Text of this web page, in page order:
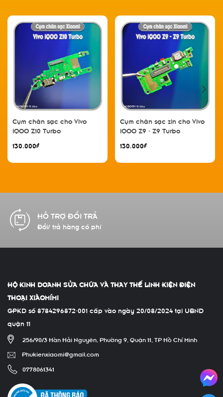
Cụm chân sạc cho Vivo
iQOO Z10 Turbo
130.000₫
Cụm chân sạc zin cho Vivo
iQOO Z9 - Z9 Turbo
130.000₫
CAM KẾT CHẤT LƯỢNG
Hàng chính hãng 100%
HỘ KINH DOANH SỬA CHỮA VÀ THAY THẾ LINH KIỆN ĐIỆN
THOẠI XIÀOMÍMI
GPKD số 8784296872-001 cấp vào ngày 20/08/2024 tại UBND
quận 11
256/90/3 Hàn Hải Nguyên, Phường 9, Quận 11, TP Hồ Chí Minh
Phukienxiaomi@gmail.com
0778061341